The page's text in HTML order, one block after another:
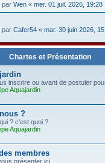
par Wen « mer. 01 juil. 2026, 19:28
par Cafer54 « mar. 30 juin 2026,
Chartes et Présentation
inscrire ou avant de postuler
Aquajardin
?
? c'est quoi ?
Aquajardin
membres
présenter ici.